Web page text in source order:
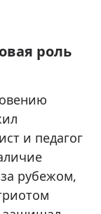
роль
и педагог
рубежом,